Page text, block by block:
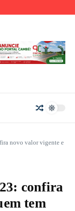
neste
na Amazônia
novo valor vigente e
confira
tem